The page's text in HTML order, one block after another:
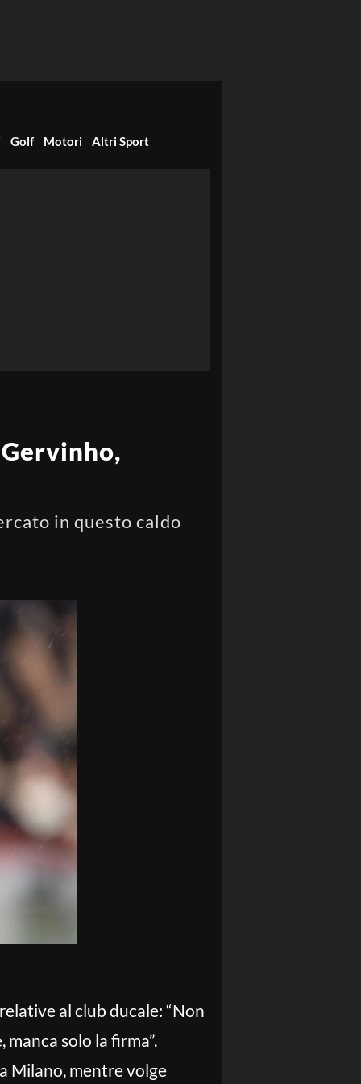
Golf Motori Altri Sport
in questo caldo
al club ducale: “Non
solo la firma”.
Milano, mentre volge